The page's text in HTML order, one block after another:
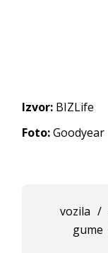
Izvor: BIZLife
Foto:Goodyear
vozila /
gume